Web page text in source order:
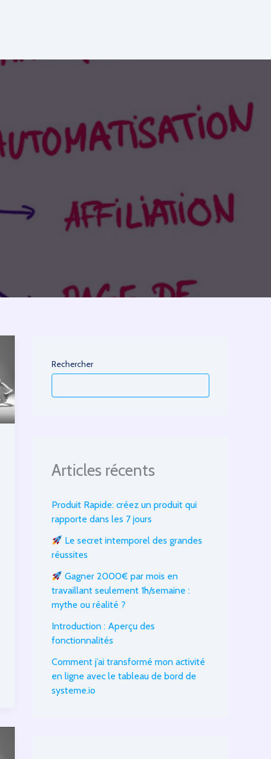
Rechercher
Articles récents
Produit Rapide: créez un produit qui
rapporte dans les 7 jours
Le secret intemporel des grandes
réussites
Gagner 2000€ par mois en
travaillant seulement 1h/semaine :
mythe ou réalité ?
Introduction : Aperçu des
fonctionnalités
Comment j’ai transformé mon activité
en ligne avec le tableau de bord de
systeme.io